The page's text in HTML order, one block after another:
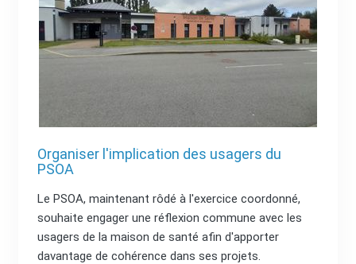
Organiser l'implication des usagers du
PSOA
Le PSOA, maintenant rôdé à l'exercice coordonné,
souhaite engager une réflexion commune avec les
usagers de la maison de santé afin d'apporter
davantage de cohérence dans ses projets.